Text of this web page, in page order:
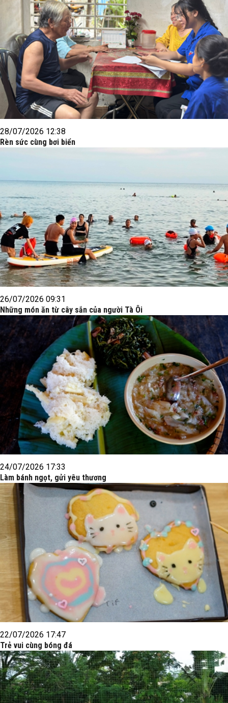
28/07/2026 12:38
Rèn sức cùng bơi biển
26/07/2026 09:31
Những món ăn từ cây sắn của người Tà Ôi
24/07/2026 17:33
Làm bánh ngọt, gửi yêu thương
22/07/2026 17:47
Trẻ vui cùng bóng đá